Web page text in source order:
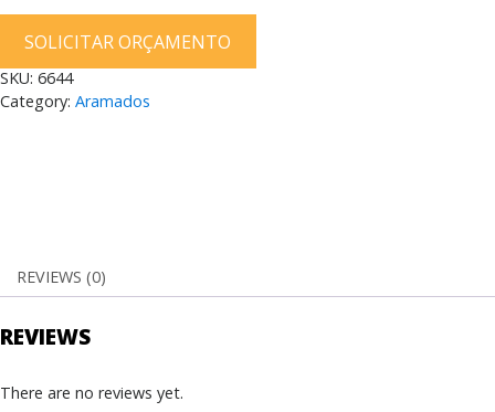
SOLICITAR ORÇAMENTO
SKU: 6644
Category: Aramados
REVIEWS (0)
REVIEWS
There are no reviews yet.